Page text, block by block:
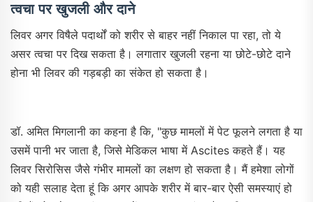
त्वचा पर खुजली और दाने
लिवर अगर विषैले पदार्थों को शरीर से बाहर नहीं निकाल पा रहा, तो ये
असर त्वचा पर दिख सकता है। लगातार खुजली रहना या छोटे-छोटे दाने
होना भी लिवर की गड़बड़ी का संकेत हो सकता है।
डॉ. अमित मिगलानी का कहना है कि, "कुछ मामलों में पेट फूलने लगता है या
उसमें पानी भर जाता है, जिसे मेडिकल भाषा में Ascites कहते हैं। यह
लिवर सिरोसिस जैसे गंभीर मामलों का लक्षण हो सकता है। मैं हमेशा लोगों
को यही सलाह देता हूं कि अगर आपके शरीर में बार-बार ऐसी समस्याएं हो